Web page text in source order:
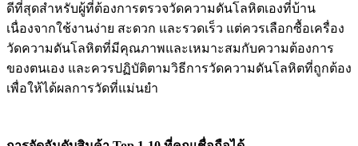
ดีที่สุดสำหรับผู้ที่ต้องการตรวจวัดความดันโลหิตเองที่บ้าน
เนื่องจากใช้งานง่าย สะดวก และรวดเร็ว แต่ควรเลือกซื้อเครื่อง
วัดความดันโลหิตที่มีคุณภาพและเหมาะสมกับความต้องการ
ของตนเอง และควรปฏิบัติตามวิธีการวัดความดันโลหิตที่ถูกต้อง
เพื่อให้ได้ผลการวัดที่แม่นยำ